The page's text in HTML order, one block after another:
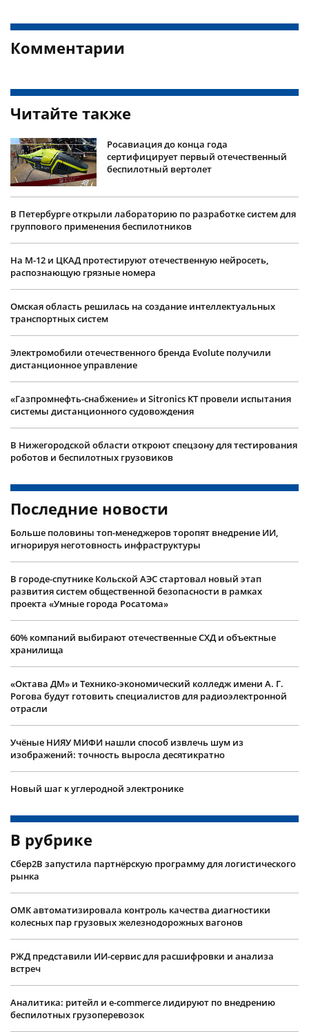
Комментарии
Читайте также
Росавиация до конца года
сертифицирует первый отечественный
беспилотный вертолет
В Петербурге открыли лабораторию по разработке систем для
группового применения беспилотников
На М-12 и ЦКАД протестируют отечественную нейросеть,
распознающую грязные номера
Омская область решилась на создание интеллектуальных
транспортных систем
Электромобили отечественного бренда Evolute получили
дистанционное управление
«Газпромнефть-снабжение» и Sitronics KT провели испытания
системы дистанционного судовождения
В Нижегородской области откроют спецзону для тестирования
роботов и беспилотных грузовиков
Последние новости
Больше половины топ-менеджеров торопят внедрение ИИ,
игнорируя неготовность инфраструктуры
В городе-спутнике Кольской АЭС стартовал новый этап
развития систем общественной безопасности в рамках
проекта «Умные города Росатома»
60% компаний выбирают отечественные СХД и объектные
хранилища
«Октава ДМ» и Технико-экономический колледж имени А. Г.
Рогова будут готовить специалистов для радиоэлектронной
отрасли
Учëные НИЯУ МИФИ нашли способ извлечь шум из
изображений: точность выросла десятикратно
Новый шаг к углеродной электронике
В рубрике
Сбер2B запустила партнёрскую программу для логистического
рынка
ОМК автоматизировала контроль качества диагностики
колесных пар грузовых железнодорожных вагонов
РЖД представили ИИ-сервис для расшифровки и анализа
встреч
Аналитика: ритейл и e-commerce лидируют по внедрению
беспилотных грузоперевозок